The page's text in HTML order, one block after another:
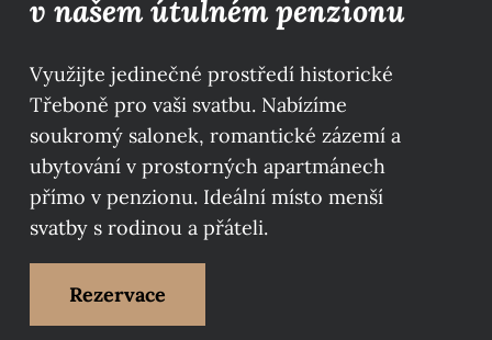
v našem útulném penzionu
Využijte jedinečné prostředí historické
Třeboně pro vaši svatbu. Nabízíme
soukromý salonek, romantické zázemí a
ubytování v prostorných apartmánech
přímo v penzionu. Ideální místo menší
svatby s rodinou a přáteli.
Rezervace